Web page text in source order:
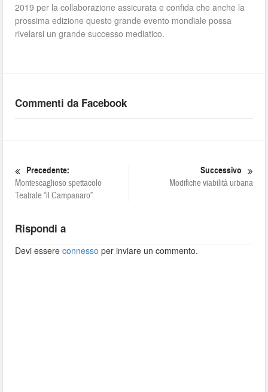
2019 per la collaborazione assicurata e confida che anche la
prossima edizione questo grande evento mondiale possa
rivelarsi un grande successo mediatico.
Commenti da Facebook
Precedente:
Montescaglioso spettacolo
Teatrale “il Campanaro”
Successivo
Modifiche viabilità urbana
Rispondi a
Devi essereconnesso per inviare un commento.